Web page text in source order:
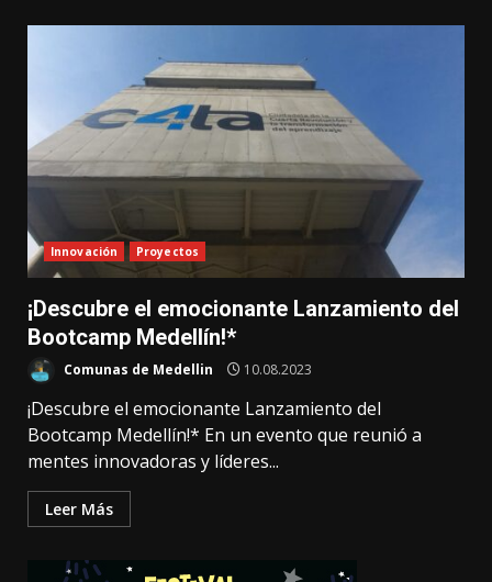
Innovación Proyectos
¡Descubre el emocionante Lanzamiento del
Bootcamp Medellín!*
Comunas de Medellin 10.08.2023
¡Descubre el emocionante Lanzamiento del
Bootcamp Medellín!* En un evento que reunió a
mentes innovadoras y líderes...
Leer Más